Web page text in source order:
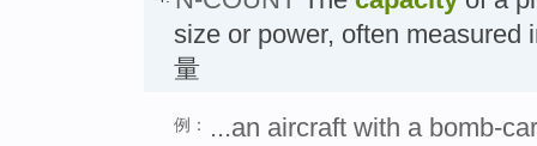
size or power, often measured
量
例：
...an aircraft with a bomb-